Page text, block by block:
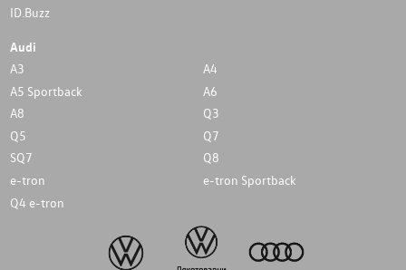
ID.Buzz
Audi
A3
A4
A5 Sportback
A6
A8
Q3
Q5
Q7
SQ7
Q8
e-tron
e-tron Sportback
Q4 e-tron